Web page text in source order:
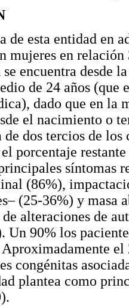
de esta entidad en
mujeres en
encuentra desde
de 24 años (que
dado que en la
el nacimiento o
dos tercios de los
porcentaje
síntomas
(86%),
(25-36%) y masa
alteraciones de
Un 90% los
el
congénitas
plantea como